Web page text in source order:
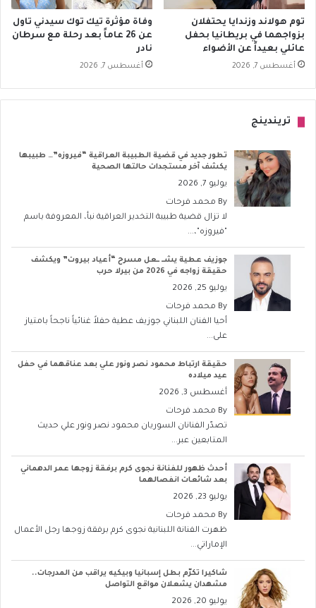
توم هولاند وزندايا يحتفلان
بزواجهما في بريطانيا بحفل
عائلي بعيداً عن الأضواء
أغسطس 7, 2026
وفاة مؤثرة تيك توك سيدني تاول
عن 26 عاماً بعد رحلة مع سرطان
نادر
أغسطس 7, 2026
تريندينج
تطور جديد في قضية الطبيبة العراقية “فيروزه”… طبيبها
يكشف آخر مستجدات حالتها الصحية
يوليو 7, 2026
By محمد فرحات
لا تزال قضية طبيبة التخدير العراقية نبأ، المعروفة باسم
"فيروزه"،...
جوزيف عطية يشــ ــعل مسرح “أعياد بيروت” ويكشف
حقيقة زواجه في 2026 من بيرلا حرب
يوليو 25, 2026
By محمد فرحات
أحيا الفنان اللبناني جوزيف عطية حفلاً غنائياً ناجحاً بامتياز
على...
حقيقة ارتباط محمود نصر ونور علي بعد عناقهما في حفل
عيد ميلاده
أغسطس 3, 2026
By محمد فرحات
تصدّر الفنانان السوريان محمود نصر ونور علي حديث
المتابعين عبر...
أحدث ظهور للفنانة نجوى كرم برفقة زوجها عمر الدهماني
بعد شائعات انفصالهما
يوليو 23, 2026
By محمد فرحات
ظهرت الفنانة اللبنانية نجوى كرم برفقة زوجها رجل الأعمال
الإماراتي...
شاكيرا تكرّم بطل إسبانيا وبيكيه يراقب من المدرجات..
مشهدان يشعلان مواقع التواصل
يوليو 20, 2026